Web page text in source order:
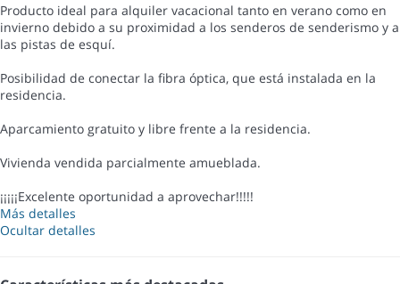
Producto ideal para alquiler vacacional tanto en verano como en
invierno debido a su proximidad a los senderos de senderismo y a
las pistas de esquí.
Posibilidad de conectar la fibra óptica, que está instalada en la
residencia.
Aparcamiento gratuito y libre frente a la residencia.
Vivienda vendida parcialmente amueblada.
¡¡¡¡¡Excelente oportunidad a aprovechar!!!!!
Más detalles
Ocultar detalles